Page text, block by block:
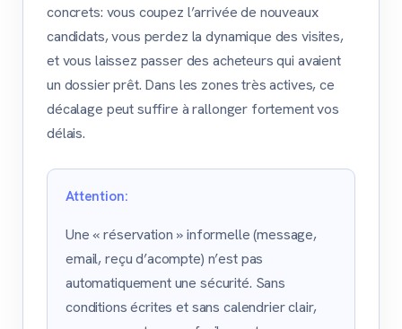
concrets: vous coupez l’arrivée de nouveaux
candidats, vous perdez la dynamique des visites,
et vous laissez passer des acheteurs qui avaient
un dossier prêt. Dans les zones très actives, ce
décalage peut suffire à rallonger fortement vos
délais.
Attention:
Une « réservation » informelle (message,
email, reçu d’acompte) n’est pas
automatiquement une sécurité. Sans
conditions écrites et sans calendrier clair,